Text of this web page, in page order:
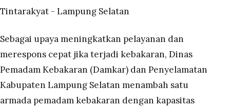
Tintarakyat - Lampung Selatan
Sebagai upaya meningkatkan pelayanan dan
merespons cepat jika terjadi kebakaran, Dinas
Pemadam Kebakaran (Damkar) dan Penyelamatan
Kabupaten Lampung Selatan menambah satu
armada pemadam kebakaran dengan kapasitas